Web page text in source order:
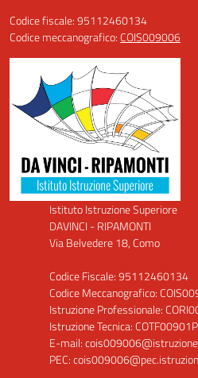
Codice fiscale: 95112460134
Codice meccanografico: COIS009006
Istituto Istruzione Superiore
DAVINCI - RIPAMONTI
Via Belvedere 18, Como
Codice Fiscale: 95112460134
Codice Meccanografico:
Istruzione Professionale:
Istruzione Tecnica: COTF00901P
E-mail:
PEC: